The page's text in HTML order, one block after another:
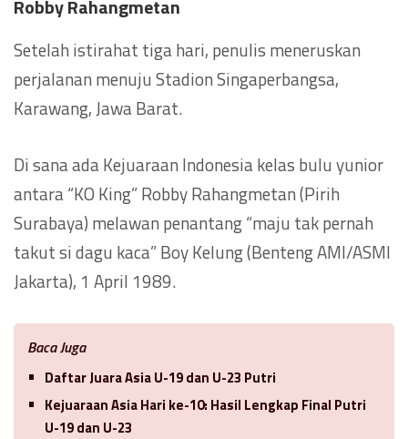
Robby Rahangmetan
Setelah istirahat tiga hari, penulis meneruskan
perjalanan menuju Stadion Singaperbangsa,
Karawang, Jawa Barat.
Di sana ada Kejuaraan Indonesia kelas bulu yunior
antara “KO King” Robby Rahangmetan (Pirih
Surabaya) melawan penantang “maju tak pernah
takut si dagu kaca” Boy Kelung (Benteng AMI/ASMI
Jakarta), 1 April 1989.
Baca Juga
Daftar Juara Asia U-19 dan U-23 Putri
Kejuaraan Asia Hari ke-10: Hasil Lengkap Final Putri
U-19 dan U-23